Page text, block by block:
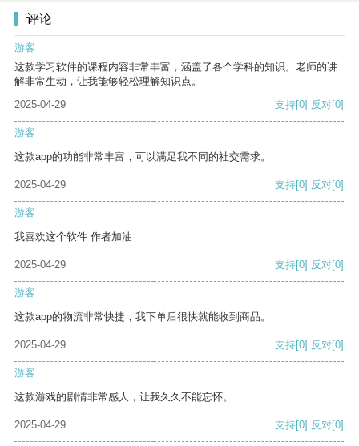
评论
游客
这款学习软件的课程内容非常丰富，涵盖了各个学科的知识。老师的讲
解非常生动，让我能够轻松理解知识点。
2025-04-29
支持[0] 反对[0]
游客
这款app的功能非常丰富，可以满足我不同的社交需求。
2025-04-29 支持[0] 反对[0]
游客
我喜欢这个软件 作者加油
2025-04-29 支持[0] 反对[0]
游客
这款app的物流非常快捷，我下单后很快就能收到商品。
2025-04-29 支持[0] 反对[0]
游客
这款游戏的剧情非常感人，让我久久不能忘怀。
2025-04-29 支持[0] 反对[0]